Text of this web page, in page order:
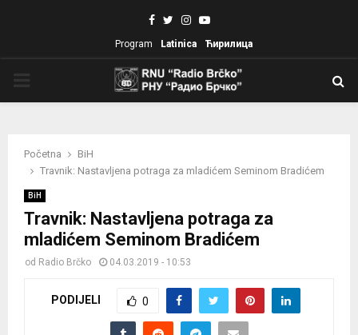
Facebook
TwitterInstagram
Youtube
Program Latinica Ћирилица
Početna
BiH
Travnik: Nastavljena potraga za mladićem Seminom Bradićem
BiH
Travnik: Nastavljena potraga za
mladićem Seminom Bradićem
od Radio Brčko 04.03.2019 - 10:53
PODIJELI 0